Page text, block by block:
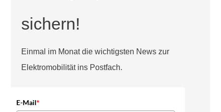
sichern!
Einmal im Monat die wichtigsten News zur
Elektromobilität ins Postfach.
E-Mail*